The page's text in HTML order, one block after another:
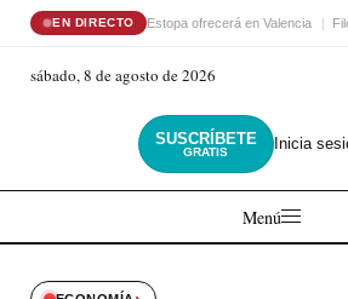
EN DIRECTO Estopa ofrecerá en Valencia
sábado, 8 de agosto de 2026
SUSCRÍBETE
GRATIS Inicia
Menú